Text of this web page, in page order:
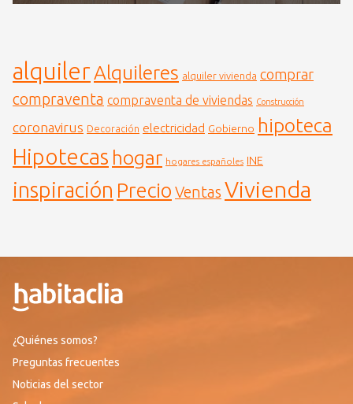
alquilerAlquileres alquiler vivienda comprar
compraventa compraventa de viviendas Construcción
coronavirus Decoración electricidad Gobierno hipoteca
Hipotecas hogar hogares españoles INE
inspiración Precio Ventas Vivienda
¿Quiénes somos?
Preguntas frecuentes
Noticias del sector